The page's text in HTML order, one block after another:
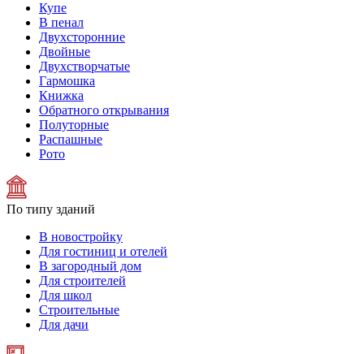
Купе
В пенал
Двухсторонние
Двойные
Двухстворчатые
Гармошка
Книжка
Обратного открывания
Полуторные
Распашные
Рото
По типу зданий
В новостройку
Для гостиниц и отелей
В загородный дом
Для строителей
Для школ
Строительные
Для дачи